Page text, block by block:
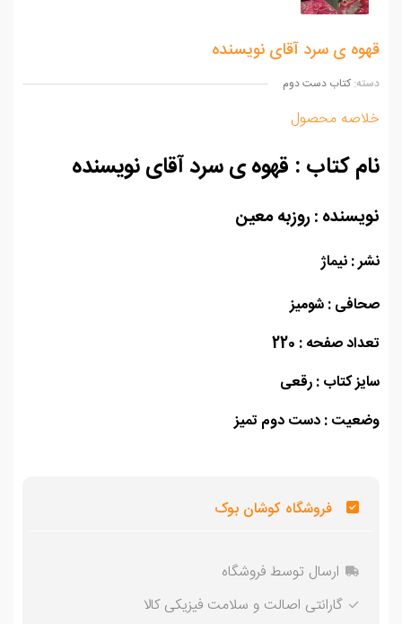
ی سرد آقای نویسنده
کتاب دست دوم
محصول
کتاب : قهوه ی سرد آقای نویسنده
: روزبه معین
: نیماژ
: شومیز
صفحه : 220
کتاب : رقعی
: دست دوم تمیز
فروشگاه کوشان بوک
ارسال توسط فروشگاه
گارانتی اصالت و سلامت فیزیکی کالا